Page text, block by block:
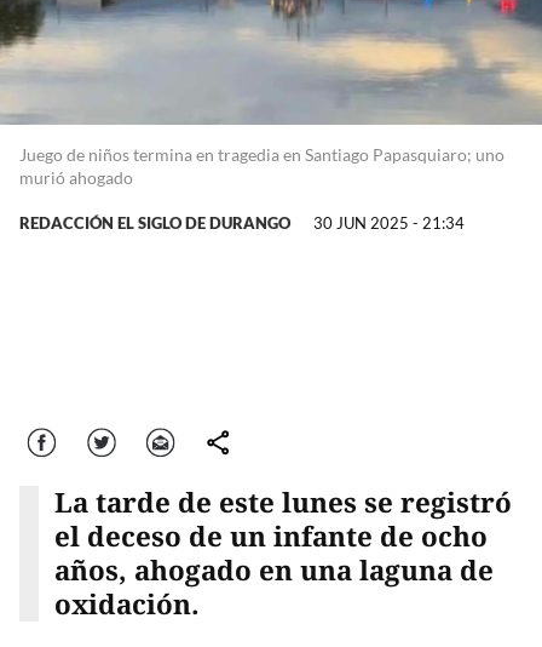
Juego de niños termina en tragedia en Santiago Papasquiaro; uno
murió ahogado
REDACCIÓN EL SIGLO DE DURANGO 30 JUN 2025 - 21:34
Facebook Twitter Correo comparte
La tarde de este lunes se registró
el deceso de un infante de ocho
años, ahogado en una laguna de
oxidación.